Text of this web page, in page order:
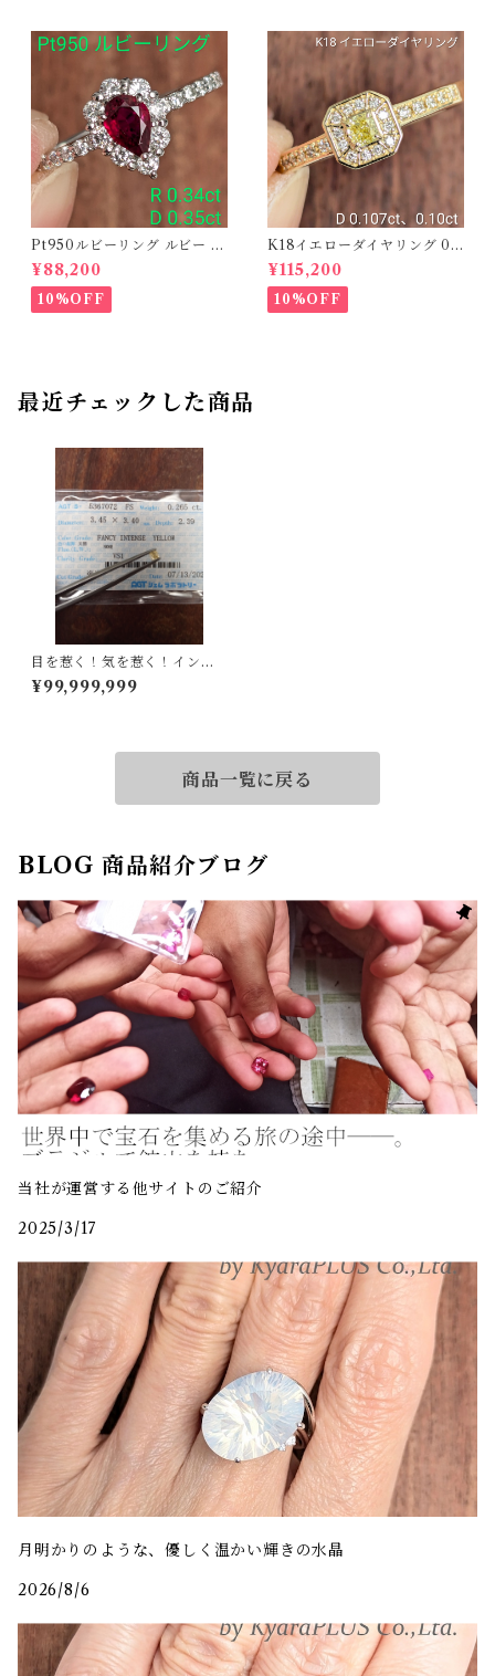
Pt950ルビーリング ルビー 0.
34ct ダイヤモンド 0.35ct【P
RO206885】
¥88,200
10%OFF
K18イエローダイヤリング 0.1
07ct D 0.10ct【PRO20878
1】
¥115,200
10%OFF
最近チェックした商品
目を惹く！気を惹く！インテ
ンスイエロー！ダイヤルース
¥99,999,999
商品一覧に戻る
BLOG 商品紹介ブログ
当社が運営する他サイトのご紹介
2025/3/17
月明かりのような、優しく温かい輝きの水晶
2026/8/6